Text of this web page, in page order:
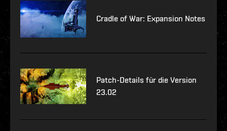
Cradle of War: Expansion Notes
Patch-Details für die Version
23.02